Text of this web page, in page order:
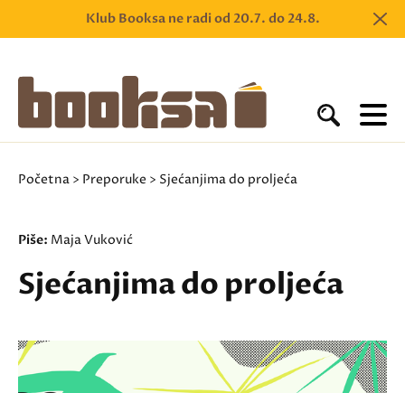
Klub Booksa ne radi od 20.7. do 24.8.
Početna > Preporuke > Sjećanjima do proljeća
Piše: Maja Vuković
Sjećanjima do proljeća